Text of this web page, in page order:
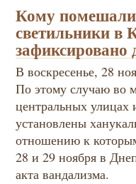
Кому
светильники в
зафиксировано
В воскресенье, 28
По этому случаю во
центральных улицах
установлены
отношению к
28 и 29 ноября в
акта вандализма.